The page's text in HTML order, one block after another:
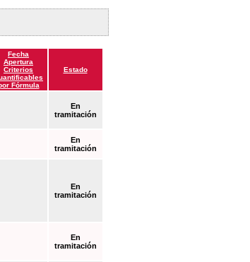
Fecha
Apertura
Criterios
Fórmula
Estado
En
tramitación
En
tramitación
En
tramitación
En
tramitación